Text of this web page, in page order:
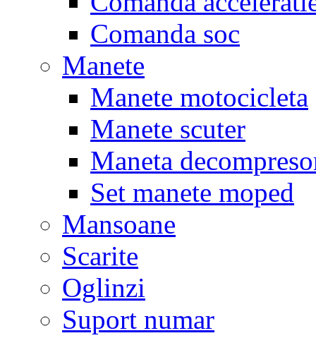
Comanda soc
Manete
Manete motocicleta
Manete scuter
Maneta
Set manete moped
Mansoane
Scarite
Oglinzi
Suport numar